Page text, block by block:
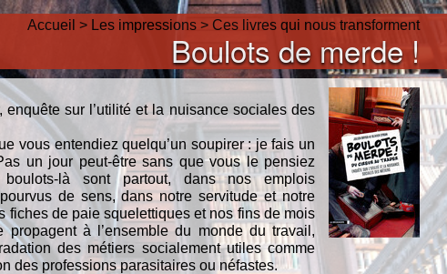
Accueil > Les impressions > Ces livres qui nous transforment
Boulots de merde !
enquête sur l’utilité et la nuisance sociales des
vous entendiez quelqu’un soupirer : je fais un
un jour peut-être sans que vous le pensiez
boulots-là sont partout, dans nos emplois
de sens, dans notre servitude et notre
fiches de paie squelettiques et nos fins de mois
propagent à l’ensemble du monde du travail,
des métiers socialement utiles comme
des professions parasitaires ou néfastes.